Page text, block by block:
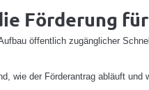
Förderung
öffentlich zugänglicher
wie der Förderantrag abläuft